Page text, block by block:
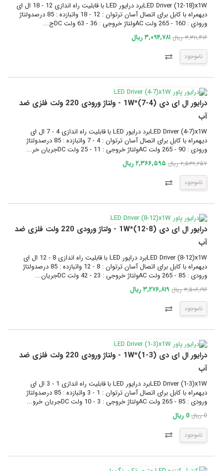
LED Driver (12-18)x1Wبرد درایور LED با قابلیت راه اندازی 12 - 18 ال ای
دیهمراه با کابل برای اتصال آسان ترتوان : 12 - 18 واتبازده : 85 درصدولتاژ
ورودی : 160 - 265 ولت ACولتاژ خروجی : 36 - 63 ولت DCج...
۳,۳۱۱,۴۱۶ ریال ۳,۰۹۴,۷۸۱ ریال
ناموجود
درایور ال ای دی (4-7)*1W - ولتاژ ورودی 220 ولت فلزی ضد
آب
LED Driver (4-7)x1Wبرد درایور LED با قابلیت راه اندازی 4 - 7 ال ای
دیهمراه با کابل برای اتصال آسان ترتوان : 4 - 7 واتبازده : 85 درصدولتاژ
ورودی : 90 - 265 ولت ACولتاژ خروجی : 11 - 25 ولت DCجریان خر...
۲,۵۳۲,۲۵۷ ریال ۲,۳۶۶,۵۹۵ ریال
ناموجود
درایور ال ای دی (8-12)*1W - ولتاژ ورودی 220 ولت فلزی ضد
آب
LED Driver (8-12)x1Wبرد درایور LED با قابلیت راه اندازی 8 - 12 ال ای
دیهمراه با کابل برای اتصال آسان ترتوان : 8 - 12 واتبازده : 85 درصدولتاژ
ورودی : 85 - 265 ولت ACولتاژ خروجی : 23 - 42 ولت DCجریان...
۳,۵۰۶,۱۹۶ ریال ۳,۲۷۶,۸۱۹ ریال
ناموجود
درایور ال ای دی (3-1)*1W - ولتاژ ورودی 220 ولت فلزی ضد
آب
LED Driver (1-3)x1Wبرد درایور LED با قابلیت راه اندازی 1 - 3 ال ای
دیهمراه با کابل برای اتصال آسان ترتوان : 1 - 3 واتبازده : 85 درصدولتاژ
ورودی : 85 - 265 ولت ACولتاژ خروجی : 3 - 10 ولت DCجریان خرو...
0 ریال 0 ریال
ناموجود